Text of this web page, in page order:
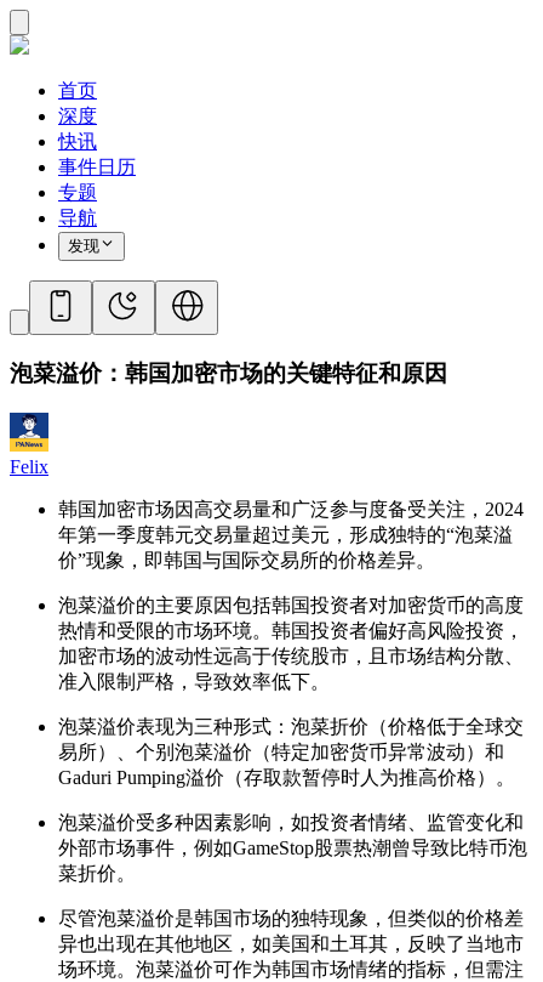
首页
深度
快讯
事件日历
专题
导航
发现
泡菜溢价：韩国加密市场的关键特征和原因
Felix
韩国加密市场因高交易量和广泛参与度备受关注，2024
年第一季度韩元交易量超过美元，形成独特的“泡菜溢
价”现象，即韩国与国际交易所的价格差异。
泡菜溢价的主要原因包括韩国投资者对加密货币的高度
热情和受限的市场环境。韩国投资者偏好高风险投资，
加密市场的波动性远高于传统股市，且市场结构分散、
准入限制严格，导致效率低下。
泡菜溢价表现为三种形式：泡菜折价（价格低于全球交
易所）、个别泡菜溢价（特定加密货币异常波动）和
Gaduri Pumping溢价（存取款暂停时人为推高价格）。
泡菜溢价受多种因素影响，如投资者情绪、监管变化和
外部市场事件，例如GameStop股票热潮曾导致比特币泡
菜折价。
尽管泡菜溢价是韩国市场的独特现象，但类似的价格差
异也出现在其他地区，如美国和土耳其，反映了当地市
场环境。泡菜溢价可作为韩国市场情绪的指标，但需注